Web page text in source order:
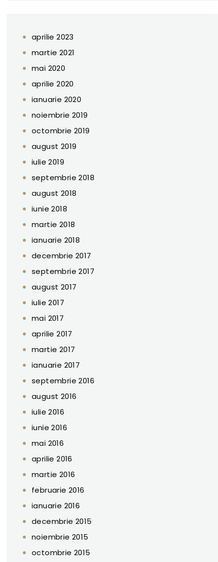
aprilie 2023
martie 2021
mai 2020
aprilie 2020
ianuarie 2020
noiembrie 2019
octombrie 2019
august 2019
iulie 2019
septembrie 2018
august 2018
iunie 2018
martie 2018
ianuarie 2018
decembrie 2017
septembrie 2017
august 2017
iulie 2017
mai 2017
aprilie 2017
martie 2017
ianuarie 2017
septembrie 2016
august 2016
iulie 2016
iunie 2016
mai 2016
aprilie 2016
martie 2016
februarie 2016
ianuarie 2016
decembrie 2015
noiembrie 2015
octombrie 2015